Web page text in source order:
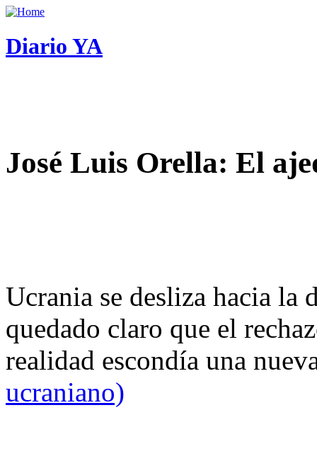
Diario YA
José Luis Orella: El
Ucrania se desliza hacia
quedado claro que el
realidad escondía una
ucraniano)